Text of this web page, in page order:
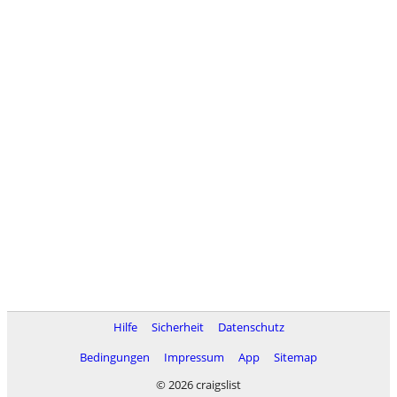
Hilfe Sicherheit
Datenschutz
Bedingungen
Impressum App
Sitemap
© 2026 craigslist